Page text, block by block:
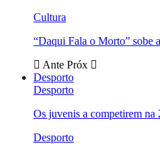
Cultura
“Daqui Fala o Morto” sobe
Ante Próx
Desporto
Desporto
Os juvenis a competirem
Desporto